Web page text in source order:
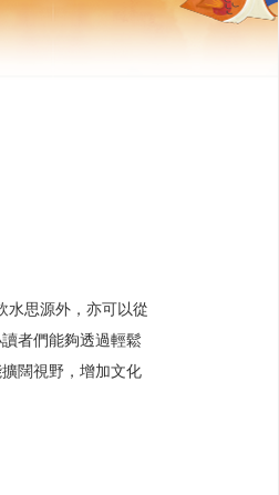
水思源外，亦可以從
者們能夠透過輕鬆
闊視野，增加文化